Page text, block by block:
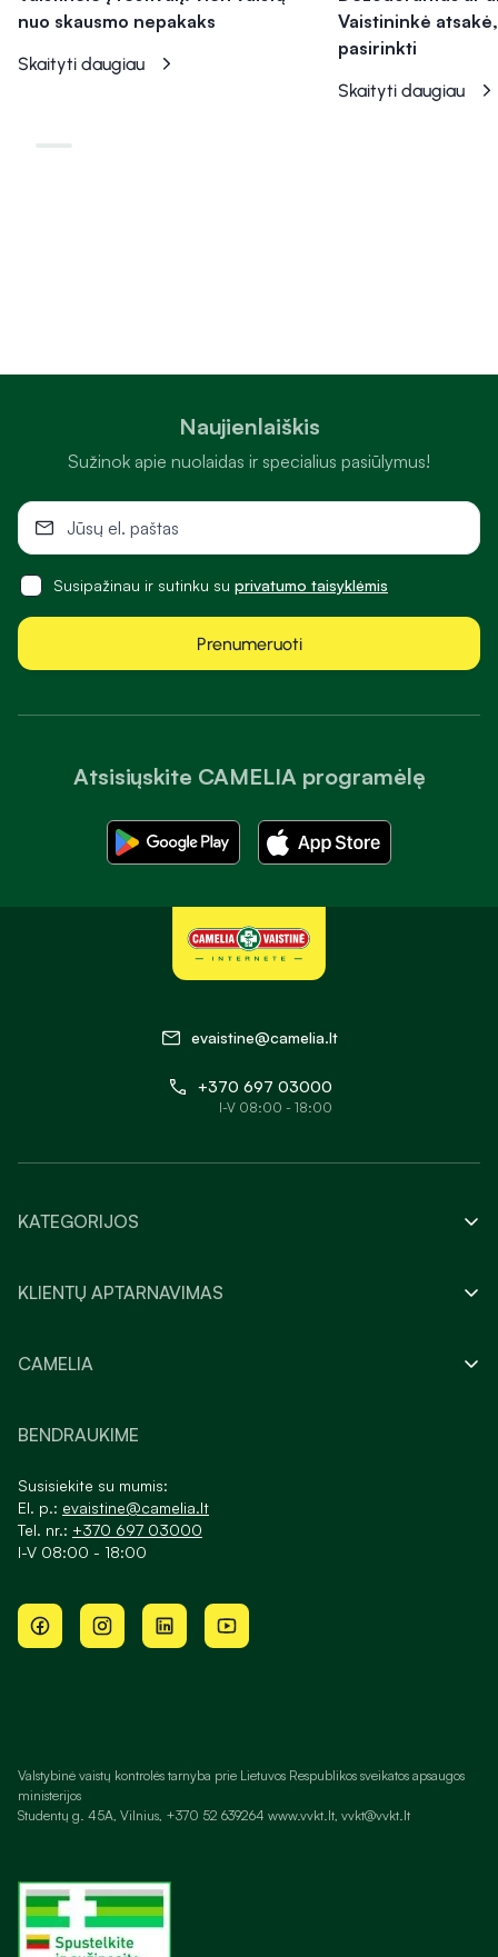
nuo skausmo nepakaks
Skaityti daugiau
Vaistininkė
pasirinkti
Skaityti daugiau
Atsisiųskite CAMELIA programėlę
Naujienlaiškis
Sužinok apie nuolaidas ir specialius pasiūlymus!
Susipažinau ir sutinku su privatumo taisyklėmis
Prenumeruoti
evaistine@camelia.lt
+370 697 03000
I-V 08:00 - 18:00
KATEGORIJOS
KLIENTŲ APTARNAVIMAS
CAMELIA
BENDRAUKIME
Susisiekite su mumis:
El. p.: evaistine@camelia.lt
Tel. nr.: +370 697 03000
I-V 08:00 - 18:00
Valstybinė vaistų kontrolės tarnyba prie Lietuvos Respublikos sveikatos apsaugos
ministerijos
Studentų g. 45A, Vilnius, +370 52 639264 www.vvkt.lt, vvkt@vvkt.lt